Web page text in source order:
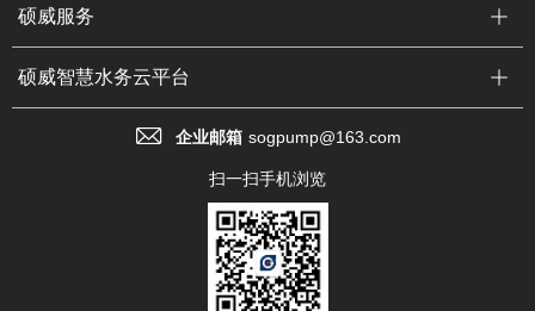
硕威服务
硕威智慧水务云平台
企业邮箱 sogpump@163.com
扫一扫手机浏览